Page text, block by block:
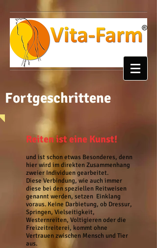
Fortgeschrittene
Reiten ist eine Kunst!
und ist schon etwas Besonderes, denn
hier wird im direkten Zusammenhang
zweier Individuen gearbeitet.
Diese Verbindung, wie auch immer
diese bei den speziellen Reitweisen
genannt werden, setzen Einklang
voraus. Keine Darbietung, ob Dressur,
Springen, Vielseitigkeit,
Westernreiten, Voltigieren oder die
Freizeitreiterei, kommt ohne
Vertrauen zwischen Mensch und Tier
aus.